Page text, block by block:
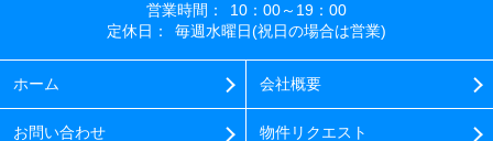
営業時間：
10：00～19：00
定休日：
毎週水曜日(祝日の場合は営業)
ホーム 会社概要
お問い合わせ 物件リクエスト